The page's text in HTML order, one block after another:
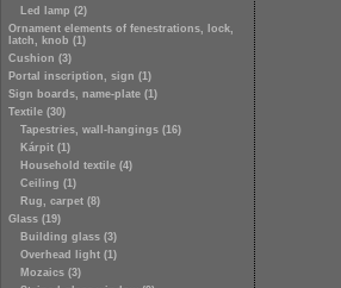
Led lamp (2)
Ornament elements of fenestrations, lock,
latch, knob (1)
Cushion (3)
Portal inscription, sign (1)
Sign boards, name-plate (1)
Textile (30)
Tapestries, wall-hangings (16)
Kárpit (1)
Household textile (4)
Ceiling (1)
Rug, carpet (8)
Glass (19)
Building glass (3)
Overhead light (1)
Mozaics (3)